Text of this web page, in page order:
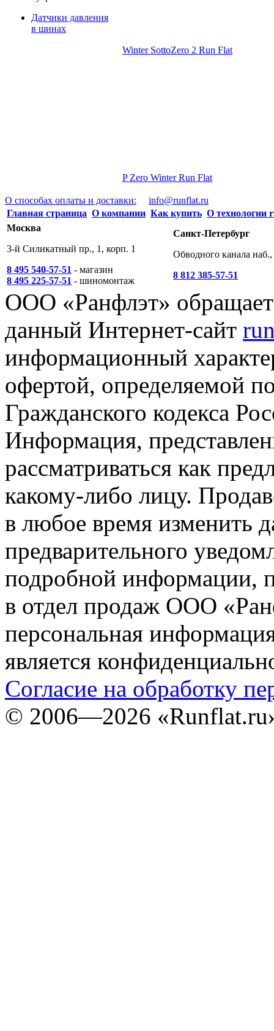
Датчики давления
в шинах
Winter SottoZero 2 Run Flat
P Zero Winter Run Flat
О способах оплаты и доставки:
info@runflat.ru
Главная страница О компании Как купить О технологии
Москва
3-й Силикатный пр., 1, корп. 1
8 495 540-57-51 - магазин
8 495 225-57-51 - шиномонтаж
Санкт-Петербург
Обводного канала
8 812 385-57-51
ООО «Ранфлэт»
данный Интернет-сайт
информационный
офертой, определяемой
Гражданского кодекса
Информация,
рассматриваться как
какому-либо лицу.
в любое время изменить
предварительного
подробной информации,
в отдел продаж ООО
персональная
является
Согласие на обработку
© 2006—2026